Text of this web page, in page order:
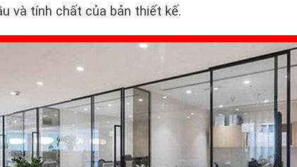
và tính chất của bản thiết kế.